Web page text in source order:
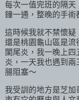
每次一值完班的隔天
鐘一通，整晚的手術
這時候我就不禁懷疑
還是桃園龜山區是流
闌尾炎，我一晚上
炎，一天我也遇到兩
腸阻塞～
我受訓的地方是芝加